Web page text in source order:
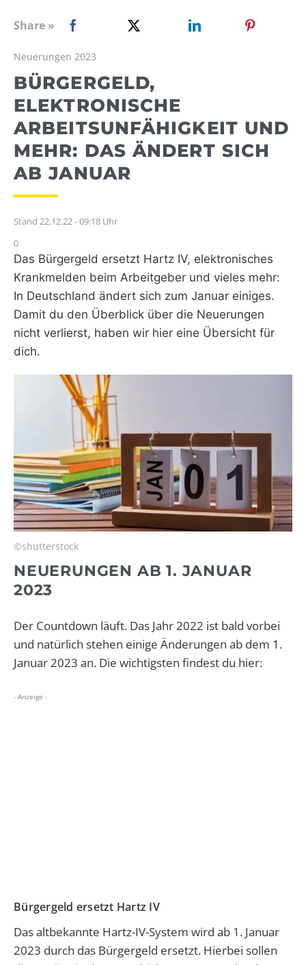
WEBRADIO
Share »
Neuerungen 2023
BÜRGERGELD,
ELEKTRONISCHE
ARBEITSUNFÄHIGKEIT UND
MEHR: DAS ÄNDERT SICH
AB JANUAR
Stand 22.12.22 - 09:18 Uhr
0
Das Bürgergeld ersetzt Hartz IV, elektronisches
Krankmelden beim Arbeitgeber und vieles mehr:
In Deutschland ändert sich zum Januar einiges.
Damit du den Überblick über die Neuerungen
nicht verlierst, haben wir hier eine Übersicht für
dich.
©shutterstock
NEUERUNGEN AB 1. JANUAR
2023
Der Countdown läuft. Das Jahr 2022 ist bald vorbei
und natürlich stehen einige Änderungen ab dem 1.
Januar 2023 an. Die wichtigsten findest du hier:
- Anzeige -
Bürgergeld ersetzt Hartz IV
Das altbekannte Hartz-IV-System wird ab 1. Januar
2023 durch das Bürgergeld ersetzt. Hierbei sollen